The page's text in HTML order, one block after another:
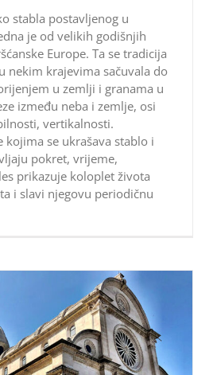
stabla postavljenog u
je od velikih godišnjih
Europe. Ta se tradicija
nekim krajevima sačuvala do
u zemlji i granama u
između neba i zemlje, osi
vertikalnosti.
kojima se ukrašava stablo i
pokret, vrijeme,
prikazuje koloplet života
i slavi njegovu periodičnu